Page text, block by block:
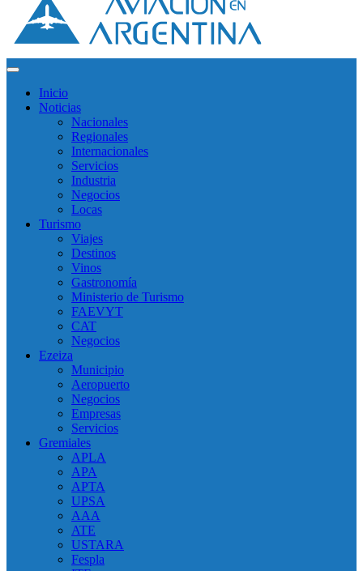
Inicio
Noticias
Nacionales
Regionales
Internacionales
Servicios
Industria
Negocios
Locas
Turismo
Viajes
Destinos
Vinos
Gastronomía
Ministerio de Turismo
FAEVYT
CAT
Negocios
Ezeiza
Municipio
Aeropuerto
Negocios
Empresas
Servicios
Gremiales
APLA
APA
APTA
UPSA
AAA
ATE
USTARA
Fespla